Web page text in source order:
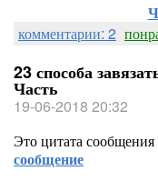
комментарии: 2
23 способа
Часть
19-06-2018 20:32
Это цитата сообщения
сообщение